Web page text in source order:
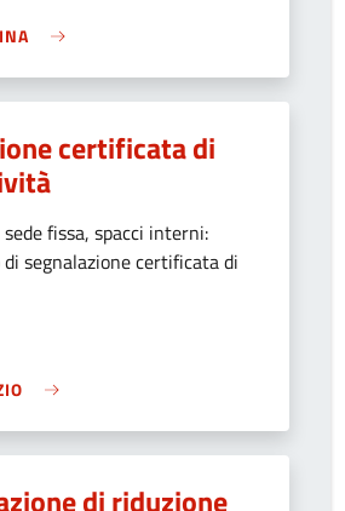
certificata di
fissa, spacci interni:
segnalazione certificata di
di riduzione